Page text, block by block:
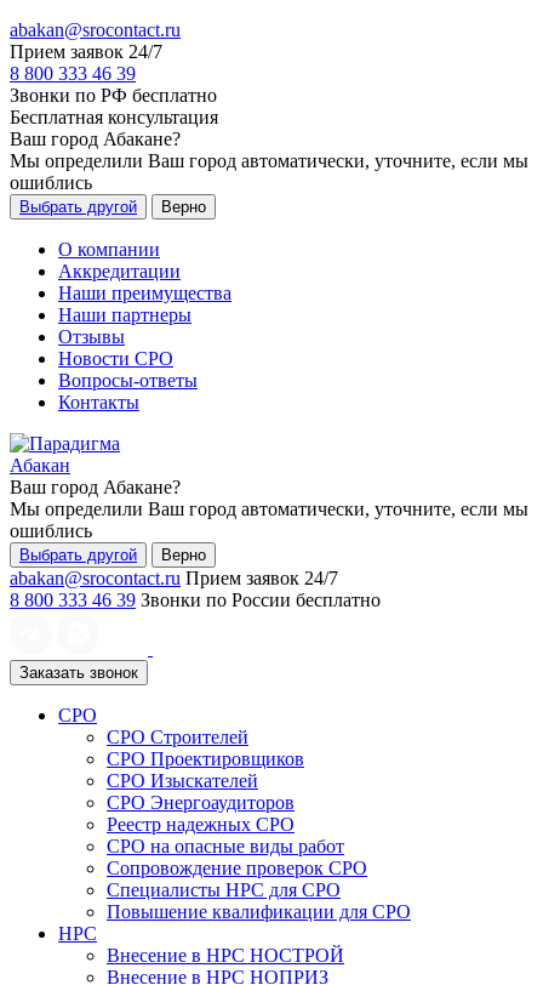
abakan@srocontact.ru
Прием заявок 24/7
8 800 333 46 39
Звонки по РФ бесплатно
Бесплатная консультация
Ваш город Абакане?
Мы определили Ваш город автоматически, уточните, если мы
ошиблись
Выбрать другой Верно
О компании
Аккредитации
Наши преимущества
Наши партнеры
Отзывы
Новости СРО
Вопросы-ответы
Контакты
Абакан
Ваш город Абакане?
Мы определили Ваш город автоматически, уточните, если мы
ошиблись
Выбрать другой Верно
abakan@srocontact.ru Прием заявок 24/7
8 800 333 46 39 Звонки по России бесплатно
Заказать звонок
СРО
СРО Строителей
СРО Проектировщиков
СРО Изыскателей
СРО Энергоаудиторов
Реестр надежных СРО
СРО на опасные виды работ
Сопровождение проверок СРО
Специалисты НРС для СРО
Повышение квалификации для СРО
НРС
Внесение в НРС НОСТРОЙ
Внесение в НРС НОПРИЗ